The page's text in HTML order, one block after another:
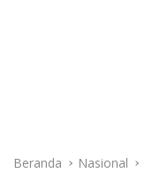
Beranda Nasional